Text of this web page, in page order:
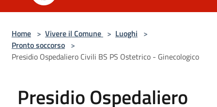
Home > Vivere il Comune > Luoghi >
Pronto soccorso >
Presidio Ospedaliero Civili BS PS Ostetrico - Ginecologico
Presidio Ospedaliero